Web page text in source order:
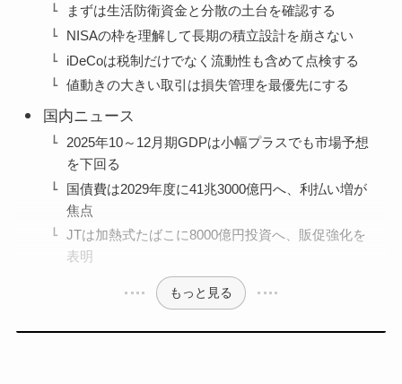
まずは生活防衛資金と分散の土台を確認する
NISAの枠を理解して長期の積立設計を崩さない
iDeCoは税制だけでなく流動性も含めて点検する
値動きの大きい取引は損失管理を最優先にする
国内ニュース
2025年10～12月期GDPは小幅プラスでも市場予想
を下回る
国債費は2029年度に41兆3000億円へ、利払い増が
焦点
JTは加熱式たばこに8000億円投資へ、販促強化を
表明
もっと見る